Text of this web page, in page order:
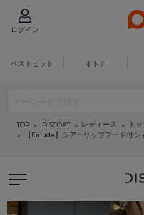
ログイン
ベストヒット オトナ
TOP DISCOAT レディース ト
【Enlude】シアーリップフード付シ